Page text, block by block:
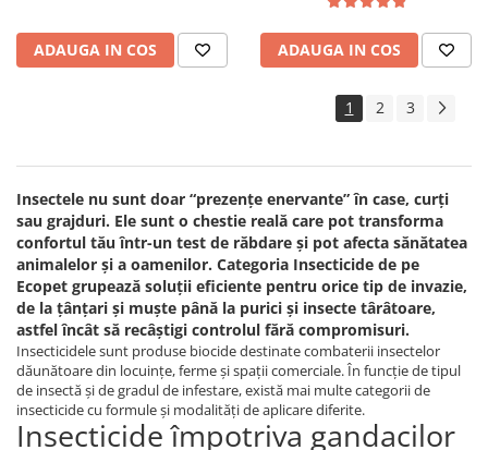
ADAUGA IN COS ADAUGA IN COS
1 2 3
Insectele nu sunt doar “prezențe enervante” în case, curți
sau grajduri. Ele sunt o chestie reală care pot transforma
confortul tău într-un test de răbdare și pot afecta sănătatea
animalelor și a oamenilor. Categoria Insecticide de pe
Ecopet grupează soluții eficiente pentru orice tip de invazie,
de la țânțari și muște până la purici și insecte târâtoare,
astfel încât să recâștigi controlul fără compromisuri.
Insecticidele sunt produse biocide destinate combaterii insectelor
dăunătoare din locuințe, ferme și spații comerciale. În funcție de tipul
de insectă și de gradul de infestare, există mai multe categorii de
insecticide cu formule și modalități de aplicare diferite.
Insecticide împotriva gandacilor